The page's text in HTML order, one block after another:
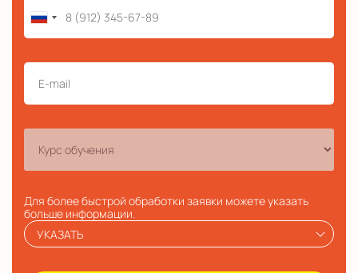
Для более быстрой обработки заявки можете указать
больше информации.
УКАЗАТЬ